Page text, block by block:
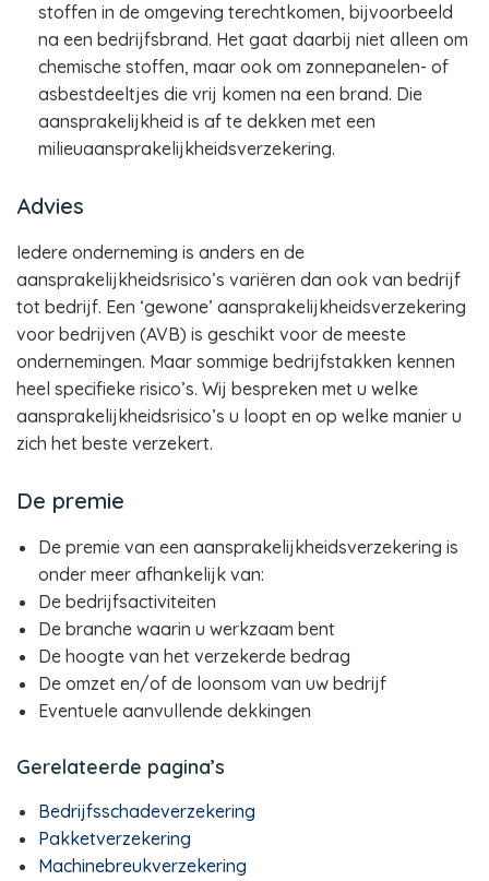
stoffen in de omgeving terechtkomen, bijvoorbeeld
na een bedrijfsbrand. Het gaat daarbij niet alleen om
chemische stoffen, maar ook om zonnepanelen- of
asbestdeeltjes die vrij komen na een brand. Die
aansprakelijkheid is af te dekken met een
milieuaansprakelijkheidsverzekering.
Advies
Iedere onderneming is anders en de
aansprakelijkheidsrisico’s variëren dan ook van bedrijf
tot bedrijf. Een ‘gewone’ aansprakelijkheidsverzekering
voor bedrijven (AVB) is geschikt voor de meeste
ondernemingen. Maar sommige bedrijfstakken kennen
heel specifieke risico’s. Wij bespreken met u welke
aansprakelijkheidsrisico’s u loopt en op welke manier u
zich het beste verzekert.
De premie
De premie van een aansprakelijkheidsverzekering is
onder meer afhankelijk van:
De bedrijfsactiviteiten
De branche waarin u werkzaam bent
De hoogte van het verzekerde bedrag
De omzet en/of de loonsom van uw bedrijf
Eventuele aanvullende dekkingen
Gerelateerde pagina’s
Bedrijfsschadeverzekering
Pakketverzekering
Machinebreukverzekering